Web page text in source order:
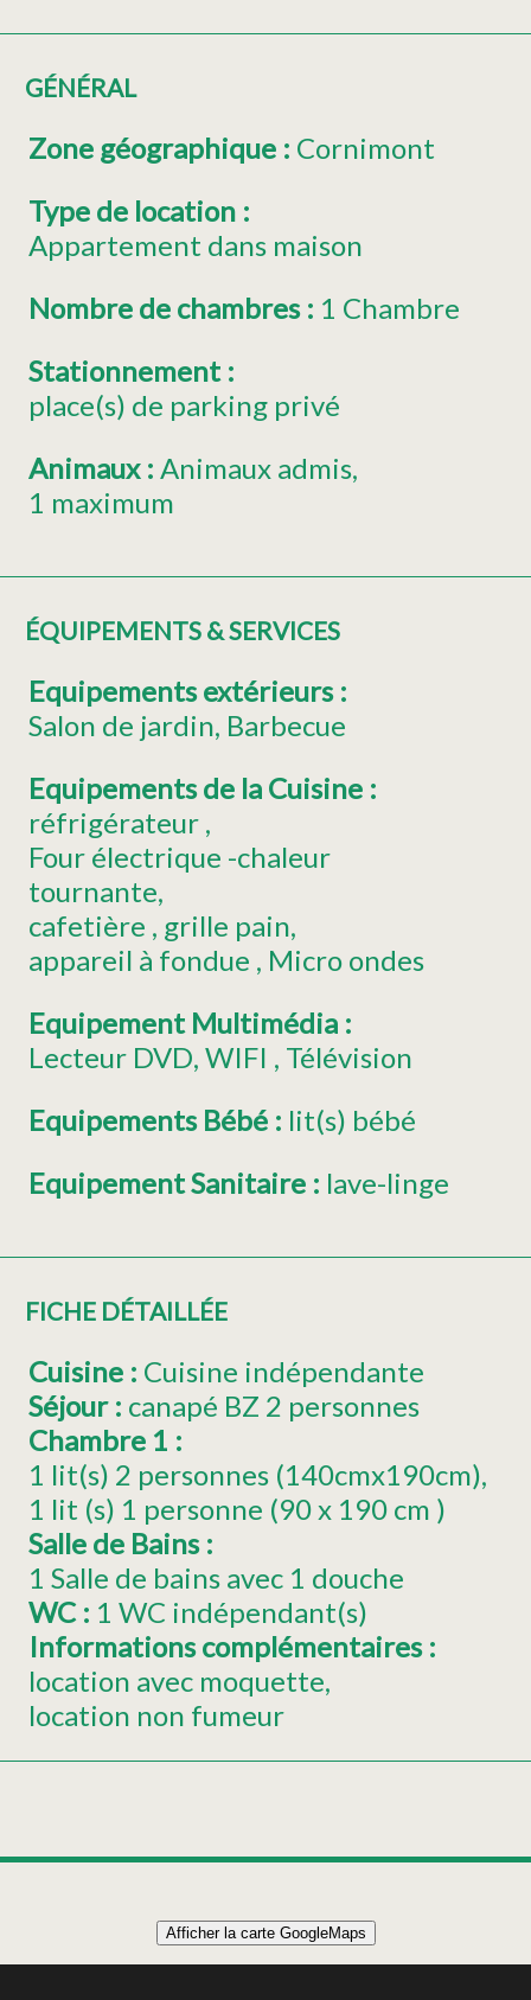
GÉNÉRAL
Zone géographique : Cornimont
Type de location :
Appartement dans maison
Nombre de chambres : 1 Chambre
Stationnement :
place(s) de parking privé
Animaux : Animaux admis
1 maximum
ÉQUIPEMENTS & SERVICES
Equipements extérieurs :
Salon de jardin Barbecue
Equipements de la Cuisine :
réfrigérateur
Four électrique -chaleur
tournante
cafetière grille pain
appareil à fondue
Micro ondes
Equipement Multimédia :
Lecteur DVD WIFI
Télévision
Equipements Bébé : lit(s) bébé
Equipement Sanitaire : lave-linge
FICHE DÉTAILLÉE
Cuisine : Cuisine indépendante
Séjour : canapé BZ 2 personnes
Chambre 1 :
1 lit(s) 2 personnes (140cmx190cm)
1
lit (s) 1 personne (90 x 190 cm )
Salle de Bains :
1 Salle de bains avec 1 douche
WC : 1 WC indépendant(s)
Informations complémentaires :
location avec moquette
location non fumeur
Appartement 5 personnes - 60m² - Le Mélèze
Afficher la carte GoogleMaps